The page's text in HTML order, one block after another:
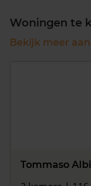
Woningen te
Bekijk meer
Tommaso